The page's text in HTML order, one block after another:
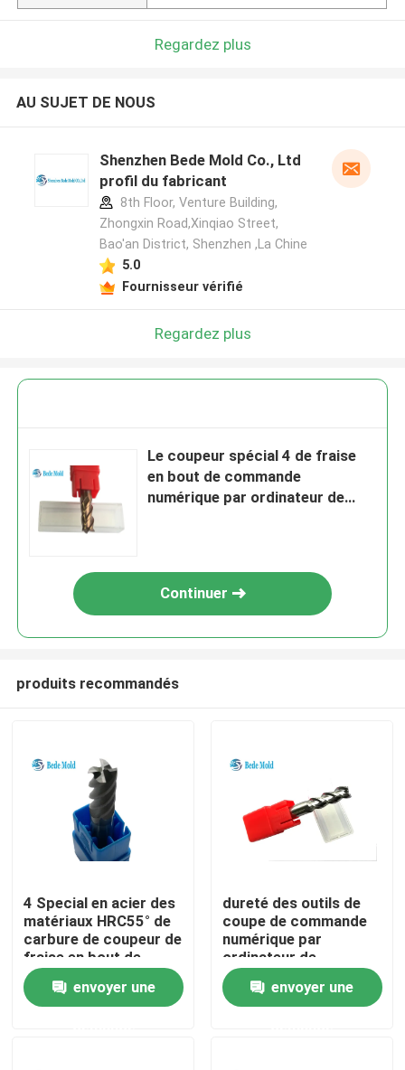
Accueil
A propos de nous
Regardez plus
AU SUJET DE NOUS
Shenzhen Bede Mold Co., Ltd
profil du fabricant
8th Floor, Venture Building,
Zhongxin Road,Xinqiao Street,
Bao'an District, Shenzhen ,La Chine
5.0
Fournisseur vérifié
Regardez plus
Le coupeur spécial 4 de fraise
en bout de commande
numérique par ordinateur de
Continuer
produits recommandés
4 Special en acier des
matériaux HRC55° de
carbure de coupeur de
fraise en bout de
boule de cannelures
pour l'acier inoxydable
envoyer une
dureté des outils de
coupe de commande
numérique par
ordinateur de
tolérance de 0.001mm
HRC 55 3 cannelures
pour l'aluminium
envoyer une